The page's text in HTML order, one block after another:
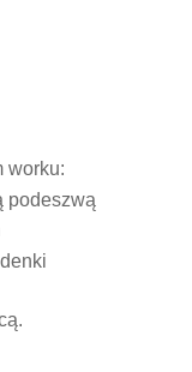
worku:
podeszwą